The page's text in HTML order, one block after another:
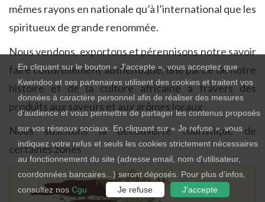
mêmes rayons en nationale qu’à l’international que les
spiritueux de grande renommée.
Nous vendons, exportons et pérennisons notre savoir
faire culturellement authentique, une partie de notre
histoire et de la culture africaine à travers des
produits aux saveurs et aux arômes locaux
Nous suscitons la découverte touristique de
certaines zones
En cliquant sur le bouton « J'accepte », vous acceptez que
Kwendoo et ses partenaires utilisent des cookies et traitent vos
données à caractère personnel afin de réaliser des mesures
d’audience et vous permettre de partager les contenus proposés
sur vos réseaux sociaux. En cliquant sur « Je refuse », vous
indiquez votre refus et seuls les cookies strictement nécessaires
au fonctionnement du site (adresse email, nom d'utilisateur,
coordonnées bancaires...) seront déposés. Pour plus d'infos,
consultez nos Cgu J'accepte
Je refuse